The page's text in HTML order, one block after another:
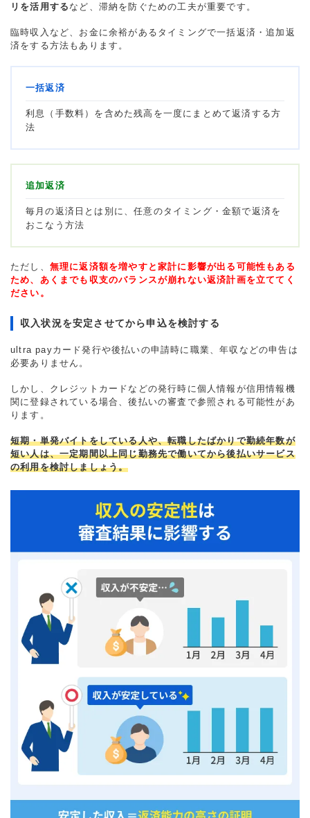
リを活用する など、滞納を防ぐための工夫が重要です。
臨時収入など、お金に余裕があるタイミングで一括返済・追加返
済をする方法もあります。
一括返済
利息（手数料）を含めた残高を一度にまとめて返済する方
法
追加返済
毎月の返済日とは別に、任意のタイミング・金額で返済を
おこなう方法
ただし、 無理に返済額を増やすと家計に影響が出る可能性もある
ため、あくまでも収支のバランスが崩れない返済計画を立ててく
ださい。
収入状況を安定させてから申込を検討する
ultra payカード発行や後払いの申請時に職業、年収などの申告は
必要ありません。
しかし、クレジットカードなどの発行時に個人情報が信用情報機
関に登録されている場合、後払いの審査で参照される可能性があ
ります。
短期・単発バイトをしている人や、転職したばかりで勤続年数が
短い人は、一定期間以上同じ勤務先で働いてから後払いサービス
の利用を検討しましょう。